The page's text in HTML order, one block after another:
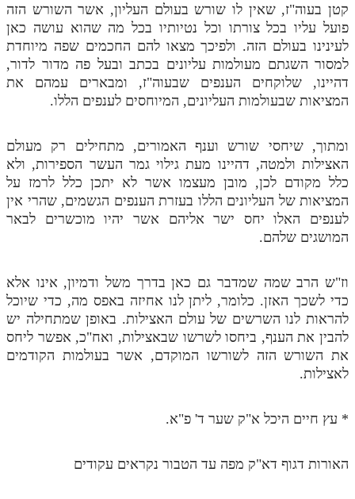
קטן בעוה"ז, שאין לו שורש בעולם העליון, אשר השורש הזה
פועל עליו בכל צורתו וכל נטיותיו בכל מה שהוא עושה כאן
לעינינו בעולם הזה. ולפיכך מצאו להם החכמים שפה מיוחדת
למסור השגתם מעולמות עליונים בכתב ובעל פה מדור לדור,
דהיינו, שלוקחים הענפים שבעוה"ז, ומבארים עמהם את
המציאות שבעולמות העליונים, המיוחסים לענפים הללו.
ומתוך, שיחסי שורש וענף האמורים, מתחילים רק מעולם
האצילות ולמטה, דהיינו מעת גילוי גמר העשר הספירות, ולא
כלל מקודם לכן, מובן מעצמו אשר לא יתכן כלל לרמז על
המציאות של העליונים הללו בעזרת הענפים הגשמים, שהרי אין
לענפים האלו יחס ישר אליהם אשר יהיו מוכשרים לבאר
המושגים שלהם.
וז"ש הרב שמה שמדבר גם כאן בדרך משל ודמיון, אינו אלא
כדי לשכך האזן. כלומר, ליתן לנו אחיזה באפס מה, כדי שיוכל
להראות לנו השרשים של עולם האצילות. באופן שמתחילה יש
להבין את הענף, ביחסו לשרשו שבאצילות, ואח"כ, אפשר ליחס
את השורש הזה לשורשו המוקדם, אשר בעולמות הקודמים
לאצילות.
* עץ חיים היכל א"ק שער ד' פ"א.
האורות דגוף דא"ק מפה עד הטבור נקראים עקודים